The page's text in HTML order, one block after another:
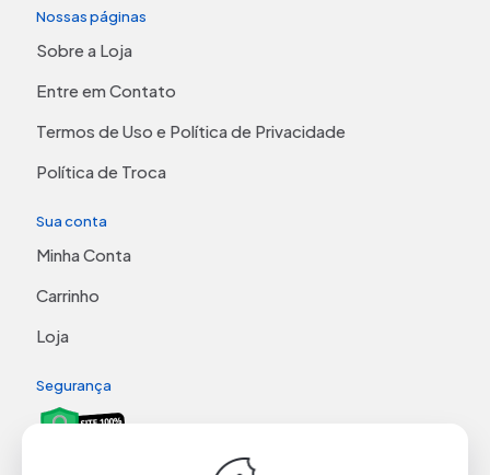
Nossas páginas
Sobre a Loja
Entre em Contato
Termos de Uso e Política de Privacidade
Política de Troca
Sua conta
Minha Conta
Carrinho
Loja
Segurança